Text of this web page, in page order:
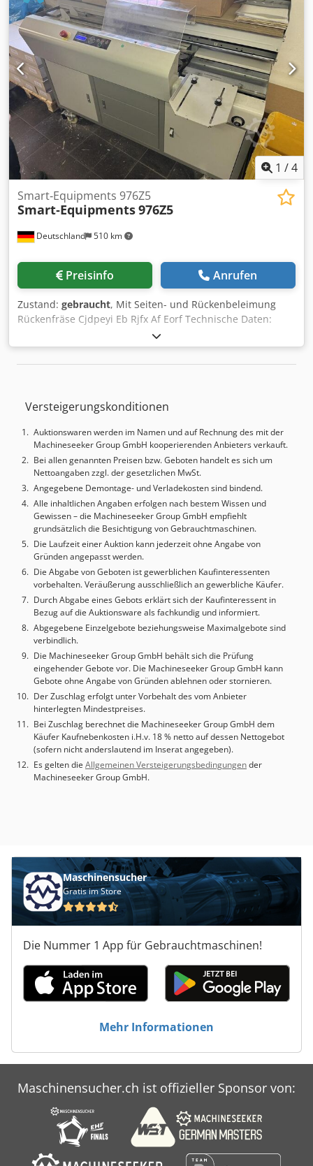
370mm max. Bogenlänge 1200mm Standardmäßig mit
Handanlage Optional verfügbar: Vivid OmniFow Feeder 380
30cm Staplehöhe max. Bogenbreite 330mm max.
Bogenlänge 380mm Beides ist kurzfristig verfügbar.
1 /4
Deutschland 510 km
Smart‑Equipments 976Z5
Smart‑Equipments976Z5
Preisinfo Anrufen
Zustand: gebraucht, Mit Seiten- und Rückenbeleimung
Rückenfräse Cjdpeyi Eb Rjfx Af Eorf Technische Daten:
Max. Buchlänge: 420 mm (A3) Max. Buchdicke: 60 mm
Bindegeschwindigkeit: bis ca. 380 Bindungen/Std.
Aufwärmzeit / Leimschmelze: ca. 30 Min. Fräsung:
Leimreinigung: ja Luftabsaugung: ja Anzeige: LED
flach Geschwindigkeitseinstellung: ja Führung: Schiene
Netzanschluss: 220V+/-10% 50/60 Hz 2800 W Gewicht: 195
kg Abmessungen: 1520 x 625 x 995 mm
Versteigerungskonditionen
Auktionswaren werden im Namen und auf Rechnung des mit der
Machineseeker Group GmbH kooperierenden Anbieters verkauft.
Bei allen genannten Preisen bzw. Geboten handelt es sich um
Nettoangaben zzgl. der gesetzlichen MwSt.
Angegebene Demontage- und Verladekosten sind bindend.
Alle inhaltlichen Angaben erfolgen nach bestem Wissen und
Gewissen – die Machineseeker Group GmbH empfiehlt
grundsätzlich die Besichtigung von Gebrauchtmaschinen.
Die Laufzeit einer Auktion kann jederzeit ohne Angabe von
Gründen angepasst werden.
Die Abgabe von Geboten ist gewerblichen Kaufinteressenten
vorbehalten. Veräußerung ausschließlich an gewerbliche Käufer.
Durch Abgabe eines Gebots erklärt sich der Kaufinteressent in
Bezug auf die Auktionsware als fachkundig und informiert.
Abgegebene Einzelgebote beziehungsweise Maximalgebote sind
verbindlich.
Die Machineseeker Group GmbH behält sich die Prüfung
eingehender Gebote vor. Die Machineseeker Group GmbH kann
Gebote ohne Angabe von Gründen ablehnen oder stornieren.
Der Zuschlag erfolgt unter Vorbehalt des vom Anbieter
hinterlegten Mindestpreises.
Bei Zuschlag berechnet die Machineseeker Group GmbH dem
Käufer Kaufnebenkosten i.H.v. 18 % netto auf dessen Nettogebot
(sofern nicht anderslautend im Inserat angegeben).
Es gelten die Allgemeinen Versteigerungsbedingungender
Machineseeker Group GmbH.
Maschinensucher
Gratis im Store
Die Nummer 1 App für Gebrauchtmaschinen!
Mehr Informationen
Maschinensucher.ch ist offizieller Sponsor von: